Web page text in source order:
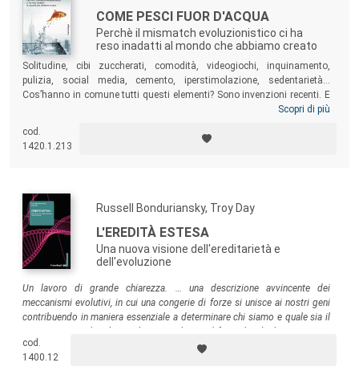
COME PESCI FUOR D'ACQUA
Perchè il mismatch evoluzionistico ci ha
reso inadatti al mondo che abbiamo creato
Solitudine, cibi zuccherati, comodità, videogiochi, inquinamento,
pulizia, social media, cemento, iperstimolazione, sedentarietà...
Cos’hanno in comune tutti questi elementi? Sono invenzioni recenti. E
ci fanno ammalare. Rispetto al passato viviamo infatti di più, ma
dell’umanità. Gran parte di tali disturbi è da attribuirsi al
evoluzionistico
Scopri di più
cod.
1420.1.213
Russell Bonduriansky, Troy Day
L'EREDITÀ ESTESA
Una nuova visione dell'ereditarietà e
dell'evoluzione
Un lavoro di grande chiarezza. … una descrizione avvincente dei
meccanismi evolutivi, in cui una congerie di forze si unisce ai nostri geni
contribuendo in maniera essenziale a determinare chi siamo e quale sia il
oggi più convincente e accessibile scritto sull’argomento
Science).
cod.
1400.12